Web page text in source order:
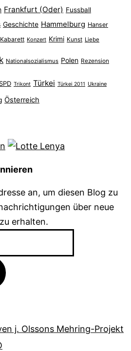
Frankfurt (Oder) Fussball
Geschichte Hammelburg Hanser
Kabarett Konzert Krimi Kunst Liebe
Nationalsozialismus Polen Rezension
SPD Trikont Türkei Türkei 2011 Ukraine
Österreich
an, um diesen Blog zu
über neue
erhalten.
j. Olssons Mehring-Projekt